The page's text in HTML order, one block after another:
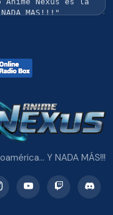
Y NADA MÁS!!!